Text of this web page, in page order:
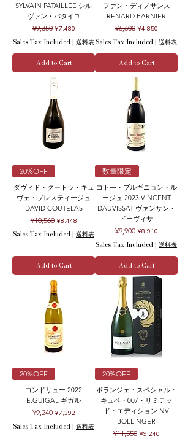
SYLVAIN PATAILLEE シル
ヴァン・パタイユ
Regular Price
¥9,350 Sale Price
¥7,480
Sales Tax Included | 送料表
Add to Cart
ファン・ディノサンス
RENARD BARNIER
Regular Price
¥6,600 Sale Price
¥4,850
Sales Tax Included | 送料表
Add to Cart
20%OFF
ダヴィド・クートラ・キュ
ヴェ・プレスティージュ
DAVID COUTELAS
Regular Price
¥10,560 Sale Price
¥8,448
Sales Tax Included | 送料表
Add to Cart
数量限定
コト―・ブルギニョン・ル
ージュ 2023 VINCENT
DAUVISSAT ヴァンサン・
ドーヴィサ
Regular Price
¥9,900 Sale Price
¥8,910
Sales Tax Included | 送料表
Add to Cart
20%OFF
コンドリュー 2022
E.GUIGAL ギガル
Regular Price
¥9,240 Sale Price
¥7,392
Sales Tax Included | 送料表
20%OFF
ボランジェ・スペシャル・
キュベ・007・リミテッ
ド・エディション NV
BOLLINGER
Regular Price
¥11,550 Sale Price
¥9,240